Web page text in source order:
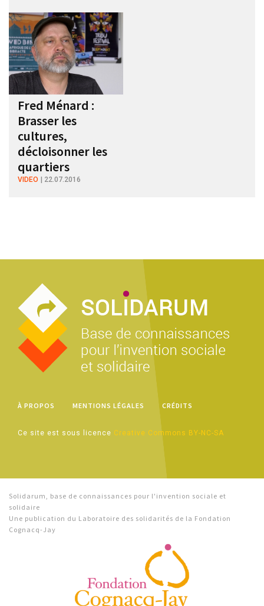
Fred Ménard :
Brasser les
cultures,
décloisonner les
quartiers
VIDEO 22.07.2016
À PROPOS MENTIONS LÉGALES CRÉDITS
Ce site est sous licence Creative Commons BY-NC-SA
Solidarum, base de connaissances pour l'invention sociale et
solidaire
Une publication du Laboratoire des solidarités de la Fondation
Cognacq-Jay